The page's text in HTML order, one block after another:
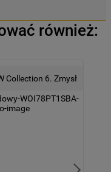
również:
Collection 6. Zmysł